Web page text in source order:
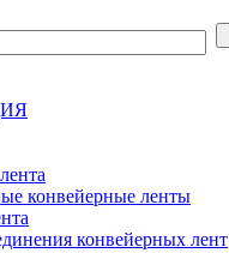
конвейерные ленты
конвейерных лент